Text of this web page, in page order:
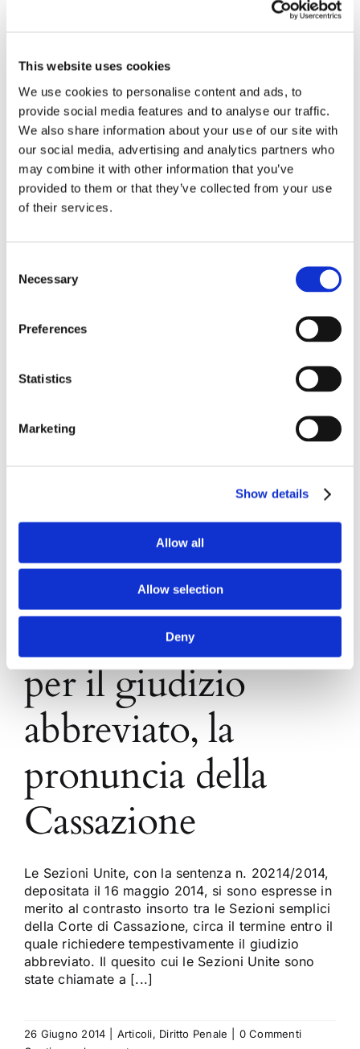
This website uses cookies
We use cookies to personalise content and ads, to
provide social media features and to analyse our traffic.
We also share information about your use of our site with
our social media, advertising and analytics partners who
may combine it with other information that you’ve
provided to them or that they’ve collected from your use
of their services.
Selection
Necessary
Preferences
Statistics
Marketing
Show details
Allow all
Allow selection
Deny
Ogni persona offesa da un reato per cui non deve
dell’art. 120 c.p.. La persona che intende portare
integrare un reato può presentare, personalmente
o a mezzo di procuratore speciale, atto di
querela, nel quale [...]
17 Ottobre 2014 | Articoli,Formulario,Formulario Penale | 0
Commenti
Termine ultimo
per il giudizio
abbreviato, la
pronuncia della
Cassazione
Le Sezioni Unite, con la sentenza n. 20214/2014,
depositata il 16 maggio 2014, si sono espresse in
merito al contrasto insorto tra le Sezioni semplici
della Corte di Cassazione, circa il termine entro il
quale richiedere tempestivamente il giudizio
abbreviato. Il quesito cui le Sezioni Unite sono
state chiamate a [...]
26 Giugno 2014 Articoli, Diritto Penale
0 Commenti